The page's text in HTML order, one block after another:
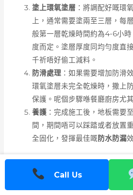
塗上環氧塗層 ：將調配好嘅環
上，通常需要塗兩至三層，每
般第一層乾燥時間約為4-6小
度而定。塗層厚度同均勻度直
千祈唔好偷工減料。
防滑處理 ：如果需要增加防滑
環氧塗層未完全乾燥時，撒上
保護。呢個步驟喺餐廳廚房尤
養護 ：完成施工後，地板需要
間，期間唔可以踩踏或者放置
全固化，發揮最佳嘅防水防漏
環氧塗層嘅好處同注
防水防漏
Call Us